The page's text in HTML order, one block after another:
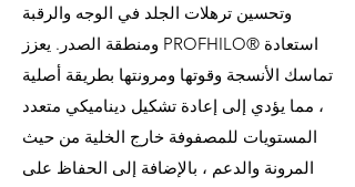
وتحسين ترهلات الجلد في الوجه والرقبة
ومنطقة الصدر. يعزز PROFHILO® استعادة
تماسك الأنسجة وقوتها ومرونتها بطريقة أصلية
، مما يؤدي إلى إعادة تشكيل ديناميكي متعدد
المستويات للمصفوفة خارج الخلية من حيث
المرونة والدعم ، بالإضافة إلى الحفاظ على